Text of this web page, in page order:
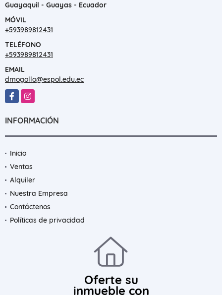
Guayaquil - Guayas - Ecuador
MÓVIL
+593989812431
TELÉFONO
+593989812431
EMAIL
dmogollo@espol.edu.ec
FacebookInstagram
INFORMACIÓN
Inicio
Ventas
Alquiler
Nuestra Empresa
Contáctenos
Políticas de privacidad
Oferte su
inmueble con